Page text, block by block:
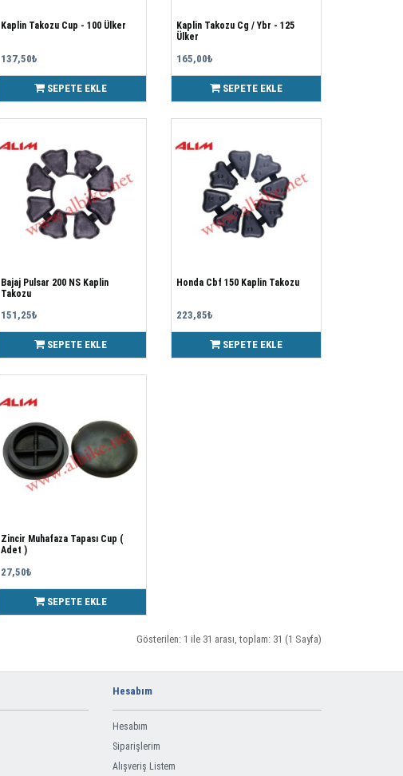
Kaplin Takozu Cup - 100 Ülker
137,50₺
SEPETE EKLE
Kaplin Takozu Cg / Ybr - 125
Ülker
165,00₺
SEPETE EKLE
Bajaj Pulsar 200 NS Kaplin
Takozu
151,25₺
SEPETE EKLE
Honda Cbf 150 Kaplin Takozu
223,85₺
SEPETE EKLE
Zincir Muhafaza Tapası Cup (
Adet )
27,50₺
SEPETE EKLE
Gösterilen: 1 ile 31 arası, toplam: 31 (1 Sayfa)
Hesabım
Hesabım
Siparişlerim
Alışveriş Listem